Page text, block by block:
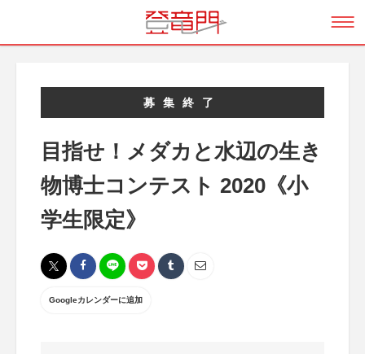
募集終了
目指せ！メダカと水辺の生き
物博士コンテスト 2020《小
学生限定》
Googleカレンダーに追加